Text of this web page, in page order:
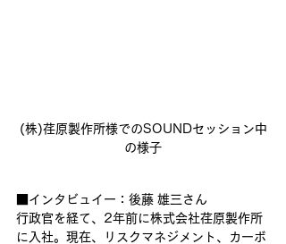
(株)荏原製作所様でのSOUNDセッション中
の様子
■インタビュイー：後藤 雄三さん
行政官を経て、2年前に株式会社荏原製作所
に入社。現在、リスクマネジメント、カーボ